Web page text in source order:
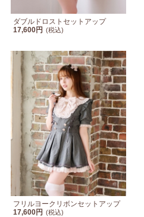
ダブルドロストセットアップ
17,600円 (税込)
フリルヨークリボンセットアップ
17,600円 (税込)